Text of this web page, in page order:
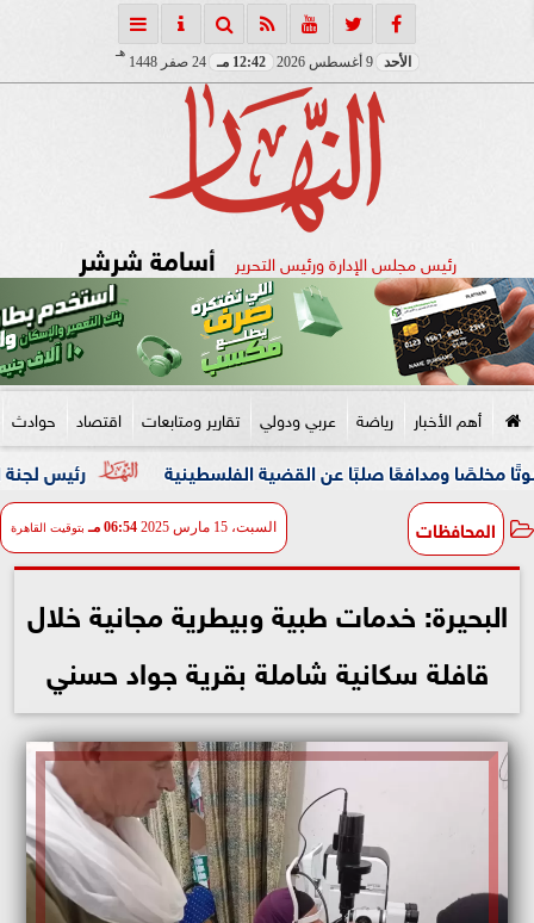
الأحد 12:42 مـ 24 صفر 1448
هـ
رئيس مجلس الإدارة ورئيس التحرير أسامة شرشر
أهم الأخبار رياضة عربي ودولي تقارير ومتابعات اقتصاد حوادث
رئيس لجنة الحكام : صلبًا عن القضية الفلسطينية
المحافظات السبت، 15 مارس 2025 06:54 مـ بتوقيت القاهرة
البحيرة: خدمات طبية وبيطرية مجانية خلال
قافلة سكانية شاملة بقرية جواد حسني